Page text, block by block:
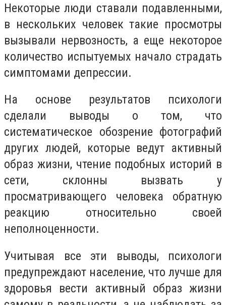
Некоторые люди ставали подавленными,
в нескольких человек такие просмотры
вызывали нервозность, а еще некоторое
количество испытуемых начало страдать
симптомами депрессии.
На основе результатов психологи
сделали выводы о том, что
систематическое обозрение фотографий
других людей, которые ведут активный
образ жизни, чтение подобных историй в
сети, склонны вызвать у
просматривающего человека обратную
реакцию относительно своей
неполноценности.
Учитывая все эти выводы, психологи
предупреждают население, что лучше для
здоровья вести активный образ жизни